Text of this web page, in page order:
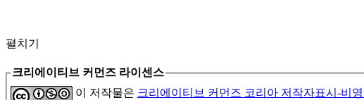
펼치기
크리에이티브 커먼즈 라이센스
이 저작물은 크리에이티브 커먼즈 코리아 저작자표시-비